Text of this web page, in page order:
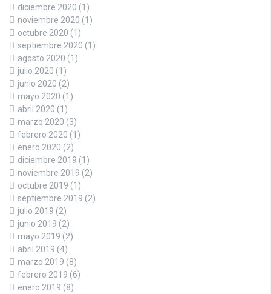
diciembre 2020 (1)
noviembre 2020 (1)
octubre 2020 (1)
septiembre 2020 (1)
agosto 2020 (1)
julio 2020 (1)
junio 2020 (2)
mayo 2020 (1)
abril 2020 (1)
marzo 2020 (3)
febrero 2020 (1)
enero 2020 (2)
diciembre 2019 (1)
noviembre 2019 (2)
octubre 2019 (1)
septiembre 2019 (2)
julio 2019 (2)
junio 2019 (2)
mayo 2019 (2)
abril 2019 (4)
marzo 2019 (8)
febrero 2019 (6)
enero 2019 (8)